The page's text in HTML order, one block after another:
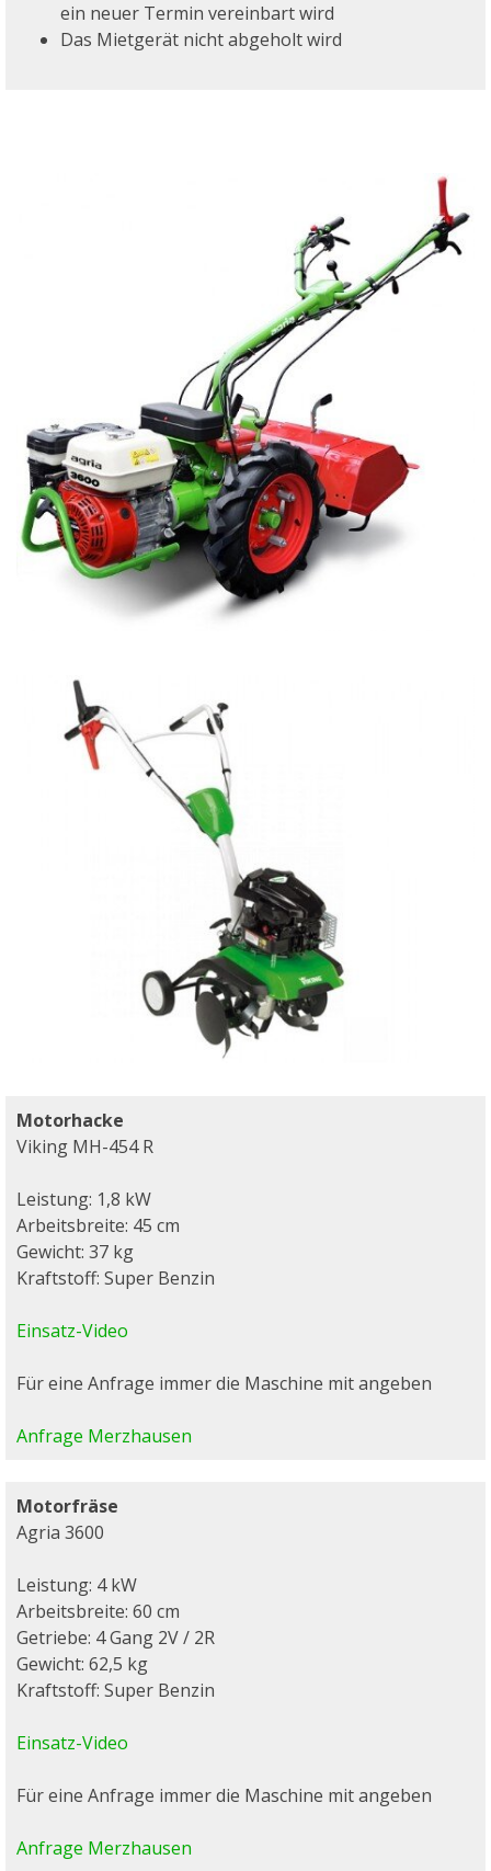
ein neuer Termin vereinbart wird
Das Mietgerät nicht abgeholt wird
Motorhacke
Viking MH-454 R
Leistung: 1,8 kW
Arbeitsbreite: 45 cm
Gewicht: 37 kg
Kraftstoff: Super Benzin
Einsatz-Video
Für eine Anfrage immer die Maschine mit angeben
Anfrage Merzhausen
Motorfräse
Agria 3600
Leistung: 4 kW
Arbeitsbreite: 60 cm
Getriebe: 4 Gang 2V / 2R
Gewicht: 62,5 kg
Kraftstoff: Super Benzin
Einsatz-Video
Für eine Anfrage immer die Maschine mit angeben
Anfrage Merzhausen